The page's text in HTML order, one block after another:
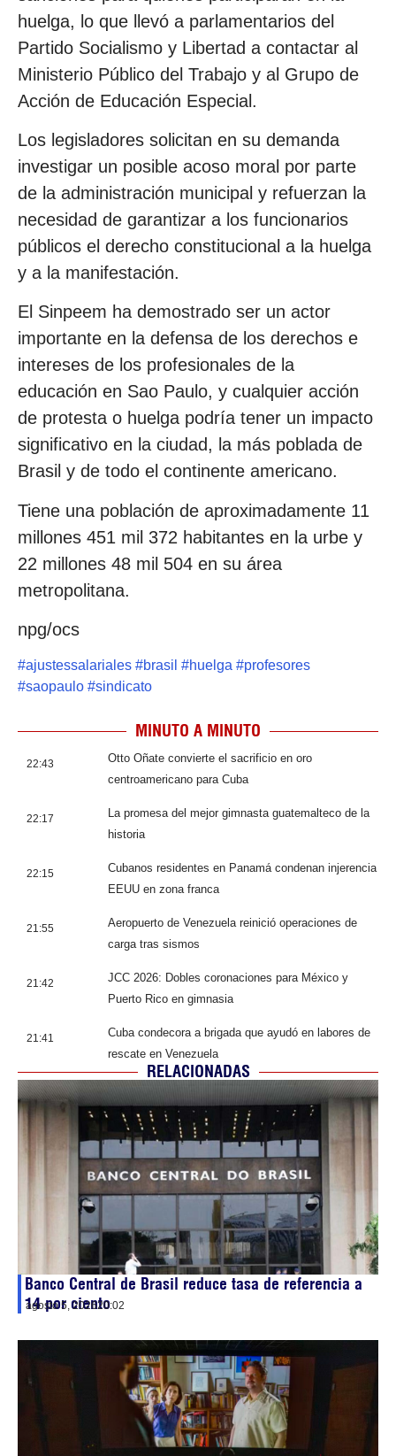
huelga, lo que llevó a parlamentarios del
Partido Socialismo y Libertad a contactar al
Ministerio Público del Trabajo y al Grupo de
Acción de Educación Especial.
Los legisladores solicitan en su demanda
investigar un posible acoso moral por parte
de la administración municipal y refuerzan la
necesidad de garantizar a los funcionarios
públicos el derecho constitucional a la huelga
y a la manifestación.
El Sinpeem ha demostrado ser un actor
importante en la defensa de los derechos e
intereses de los profesionales de la
educación en Sao Paulo, y cualquier acción
de protesta o huelga podría tener un impacto
significativo en la ciudad, la más poblada de
Brasil y de todo el continente americano.
Tiene una población de aproximadamente 11
millones 451 mil 372 habitantes en la urbe y
22 millones 48 mil 504 en su área
metropolitana.
npg/ocs
#ajustessalariales #brasil #huelga #profesores
#saopaulo #sindicato
MINUTO A MINUTO
22:43
Otto Oñate convierte el sacrificio en oro
centroamericano para Cuba
22:17
La promesa del mejor gimnasta guatemalteco de la
historia
22:15
Cubanos residentes en Panamá condenan injerencia
EEUU en zona franca
21:55
Aeropuerto de Venezuela reinició operaciones de
carga tras sismos
21:42
JCC 2026: Dobles coronaciones para México y
Puerto Rico en gimnasia
21:41
Cuba condecora a brigada que ayudó en labores de
rescate en Venezuela
RELACIONADAS
Banco Central de Brasil reduce tasa de referencia a
14 por ciento
agosto 5, 202620:02